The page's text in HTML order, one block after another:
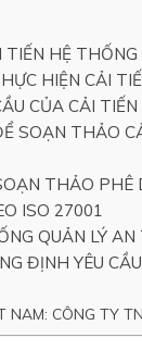
TIẾN HỆ
HIỆN CẢI
CỦA CẢI
SOẠN THẢO
THẢO PHÊ
ISO 27001
QUẢN LÝ
ĐỊNH YÊU
NAM: CÔNG TY